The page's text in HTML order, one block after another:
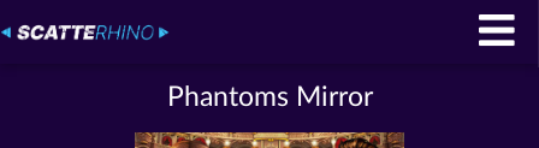
Phantoms Mirror